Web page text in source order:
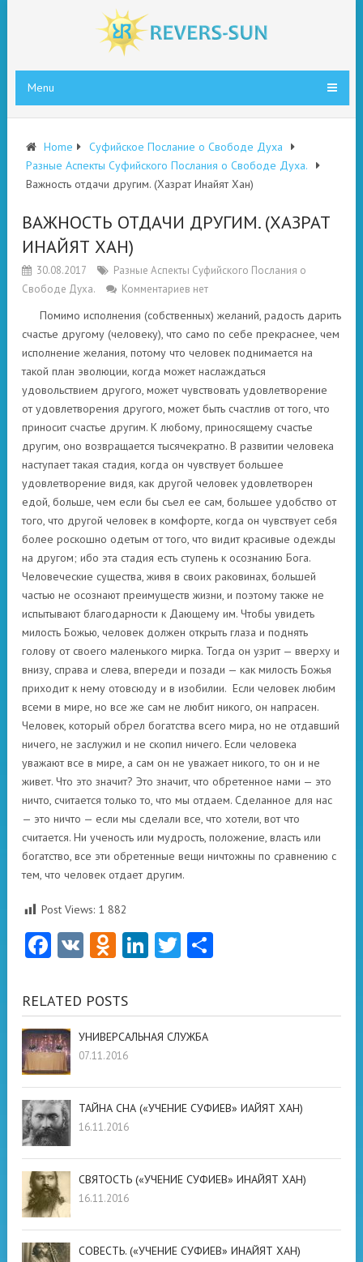
Menu
Home
Суфийское Послание о Свободе Духа
Разные Аспекты Суфийского Послания о Свободе Духа.
Важность отдачи другим. (Хазрат Инайят Хан)
ВАЖНОСТЬ ОТДАЧИ ДРУГИМ. (ХАЗРАТ
ИНАЙЯТ ХАН)
30.08.2017
Разные Аспекты Суфийского Послания о
Свободе Духа.
Комментариев нет
Помимо исполнения (собственных) желаний, радость дарить
счастье другому (человеку), что само по себе прекраснее, чем
исполнение желания, потому что человек поднимается на
такой план эволюции, когда может наслаждаться
удовольствием другого, может чувствовать удовлетворение
от удовлетворения другого, может быть счастлив от того, что
приносит счастье другим. К любому, приносящему счастье
другим, оно возвращается тысячекратно. В развитии человека
наступает такая стадия, когда он чувствует большее
удовлетворение видя, как другой человек удовлетворен
едой, больше, чем если бы съел ее сам, большее удобство от
того, что другой человек в комфорте, когда он чувствует себя
более роскошно одетым от того, что видит красивые одежды
на другом; ибо эта стадия есть ступень к осознанию Бога.
Человеческие существа, живя в своих раковинах, большей
частью не осознают преимуществ жизни, и поэтому также не
испытывают благодарности к Дающему им. Чтобы увидеть
милость Божью, человек должен открыть глаза и поднять
голову от своего маленького мирка. Тогда он узрит — вверху и
внизу, справа и слева, впереди и позади — как милость Божья
приходит к нему отовсюду и в изобилии. Если человек любим
всеми в мире, но все же сам не любит никого, он напрасен.
Человек, который обрел богатства всего мира, но не отдавший
ничего, не заслужил и не скопил ничего. Если человека
уважают все в мире, а сам он не уважает никого, то он и не
живет. Что это значит? Это значит, что обретенное нами — это
ничто, считается только то, что мы отдаем. Сделанное для нас
— это ничто — если мы сделали все, что хотели, вот что
считается. Ни ученость или мудрость, положение, власть или
богатство, все эти обретенные вещи ничтожны по сравнению с
тем, что человек отдает другим.
Post Views: 1 882
Facebook
VK Odnoklassniki
LinkedIn
Twitter
RELATED POSTS
УНИВЕРСАЛЬНАЯ СЛУЖБА
07.11.2016
ТАЙНА СНА («УЧЕНИЕ СУФИЕВ» ИАЙЯТ ХАН)
16.11.2016
СВЯТОСТЬ («УЧЕНИЕ СУФИЕВ» ИНАЙЯТ ХАН)
16.11.2016
СОВЕСТЬ. («УЧЕНИЕ СУФИЕВ» ИНАЙЯТ ХАН)